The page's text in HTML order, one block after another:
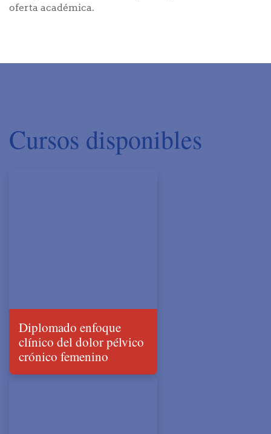
oferta académica.
Cursos disponibles
Diplomado enfoque
clínico del dolor pélvico
crónico femenino